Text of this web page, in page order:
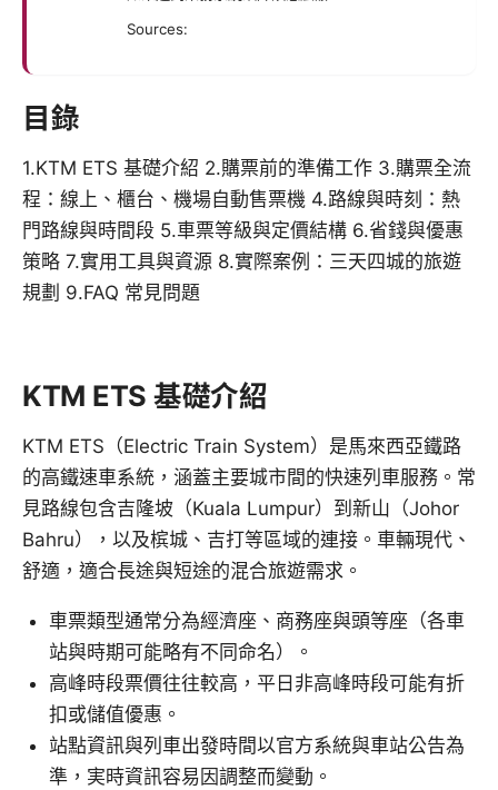
Sources:
目錄
1.KTM ETS 基礎介紹 2.購票前的準備工作 3.購票全流
程：線上、櫃台、機場自動售票機 4.路線與時刻：熱
門路線與時間段 5.車票等級與定價結構 6.省錢與優惠
策略 7.實用工具與資源 8.實際案例：三天四城的旅遊
規劃 9.FAQ 常見問題
KTM ETS 基礎介紹
KTM ETS（Electric Train System）是馬來西亞鐵路
的高鐵速車系統，涵蓋主要城市間的快速列車服務。常
見路線包含吉隆坡（Kuala Lumpur）到新山（Johor
Bahru），以及槟城、吉打等區域的連接。車輛現代、
舒適，適合長途與短途的混合旅遊需求。
車票類型通常分為經濟座、商務座與頭等座（各車
站與時期可能略有不同命名）。
高峰時段票價往往較高，平日非高峰時段可能有折
扣或儲值優惠。
站點資訊與列車出發時間以官方系統與車站公告為
準，実時資訊容易因調整而變動。